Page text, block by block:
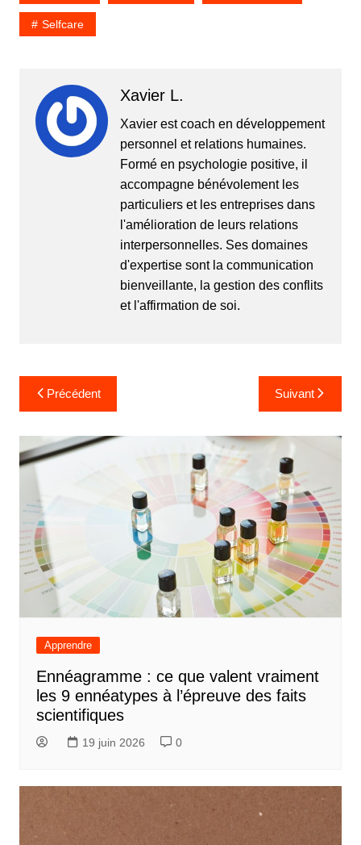
Selfcare
Xavier L.
Xavier est coach en développement
personnel et relations humaines.
Formé en psychologie positive, il
accompagne bénévolement les
particuliers et les entreprises dans
l'amélioration de leurs relations
interpersonnelles. Ses domaines
d'expertise sont la communication
bienveillante, la gestion des conflits
et l'affirmation de soi.
Navigation
de
l’article
Précédent Suivant
Apprendre
Ennéagramme : ce que valent vraiment
les 9 ennéatypes à l’épreuve des faits
scientifiques
19 juin 2026 0